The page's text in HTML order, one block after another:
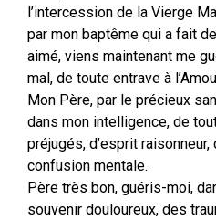
l’intercession de la Vierge
par mon baptême qui a fait
aimé, viens maintenant me
mal, de toute entrave à
Mon Père, par le précieux
dans mon intelligence, de
préjugés, d’esprit
confusion mentale.
Père très bon, guéris-moi,
souvenir douloureux, des